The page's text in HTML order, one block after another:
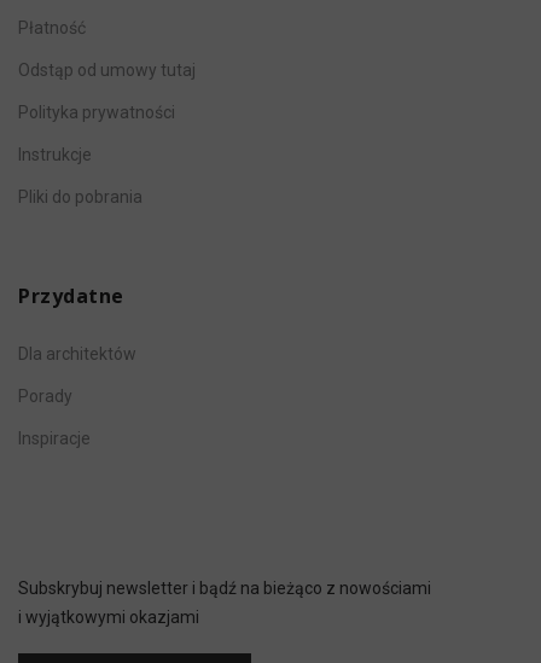
Płatność
Odstąp od umowy tutaj
Polityka prywatności
Instrukcje
Pliki do pobrania
Przydatne
Dla architektów
Porady
Inspiracje
Subskrybuj newsletter i bądź na bieżąco z nowościami
i wyjątkowymi okazjami